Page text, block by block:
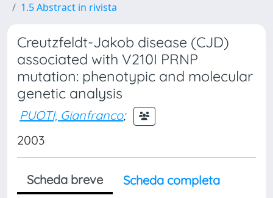
1.5 Abstract in rivista
Creutzfeldt-Jakob disease (CJD)
associated with V210I PRNP
mutation: phenotypic and molecular
genetic analysis
PUOTI, Gianfranco;
2003
Scheda breve
Scheda completa